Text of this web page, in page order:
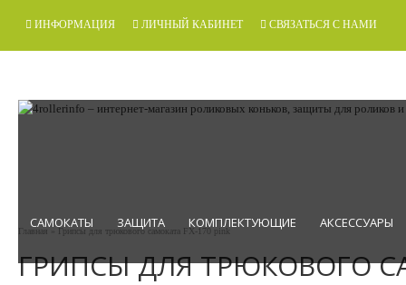
ИНФОРМАЦИЯ ЛИЧНЫЙ КАБИНЕТ СВЯЗАТЬСЯ С НАМИ
САМОКАТЫ ЗАЩИТА КОМПЛЕКТУЮЩИЕ АКСЕССУАРЫ
Главная » Грипсы для трюкового самоката FX-170 pink
ГРИПСЫ ДЛЯ ТРЮКОВОГО